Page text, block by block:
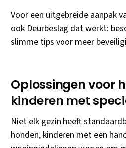
Voor een uitgebreide aanpak
ook Deurbeslag dat werkt:
slimme tips voor meer
Oplossingen voor
kinderen met
Niet elk gezin heeft
honden, kinderen met een